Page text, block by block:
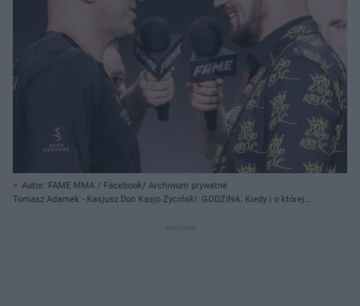
Autor: FAME MMA / Facebook/ Archiwum prywatne
Tomasz Adamek - Kasjusz Don Kasjo Życiński: GODZINA. Kiedy i o której